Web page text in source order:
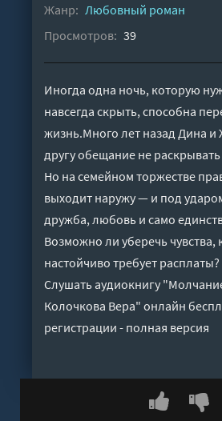
Жанр: Любовный роман
Просмотров: 39
Иногда одна ночь, которую
навсегда скрыть, способна
жизнь.Много лет назад Дина и
другу обещание не
Но на семейном торжестве
выходит наружу — и под
дружба, любовь и само
Возможно ли уберечь
настойчиво требует расплаты?
Слушать аудиокнигу
Колочкова Вера" онлайн
регистрации - полная версия